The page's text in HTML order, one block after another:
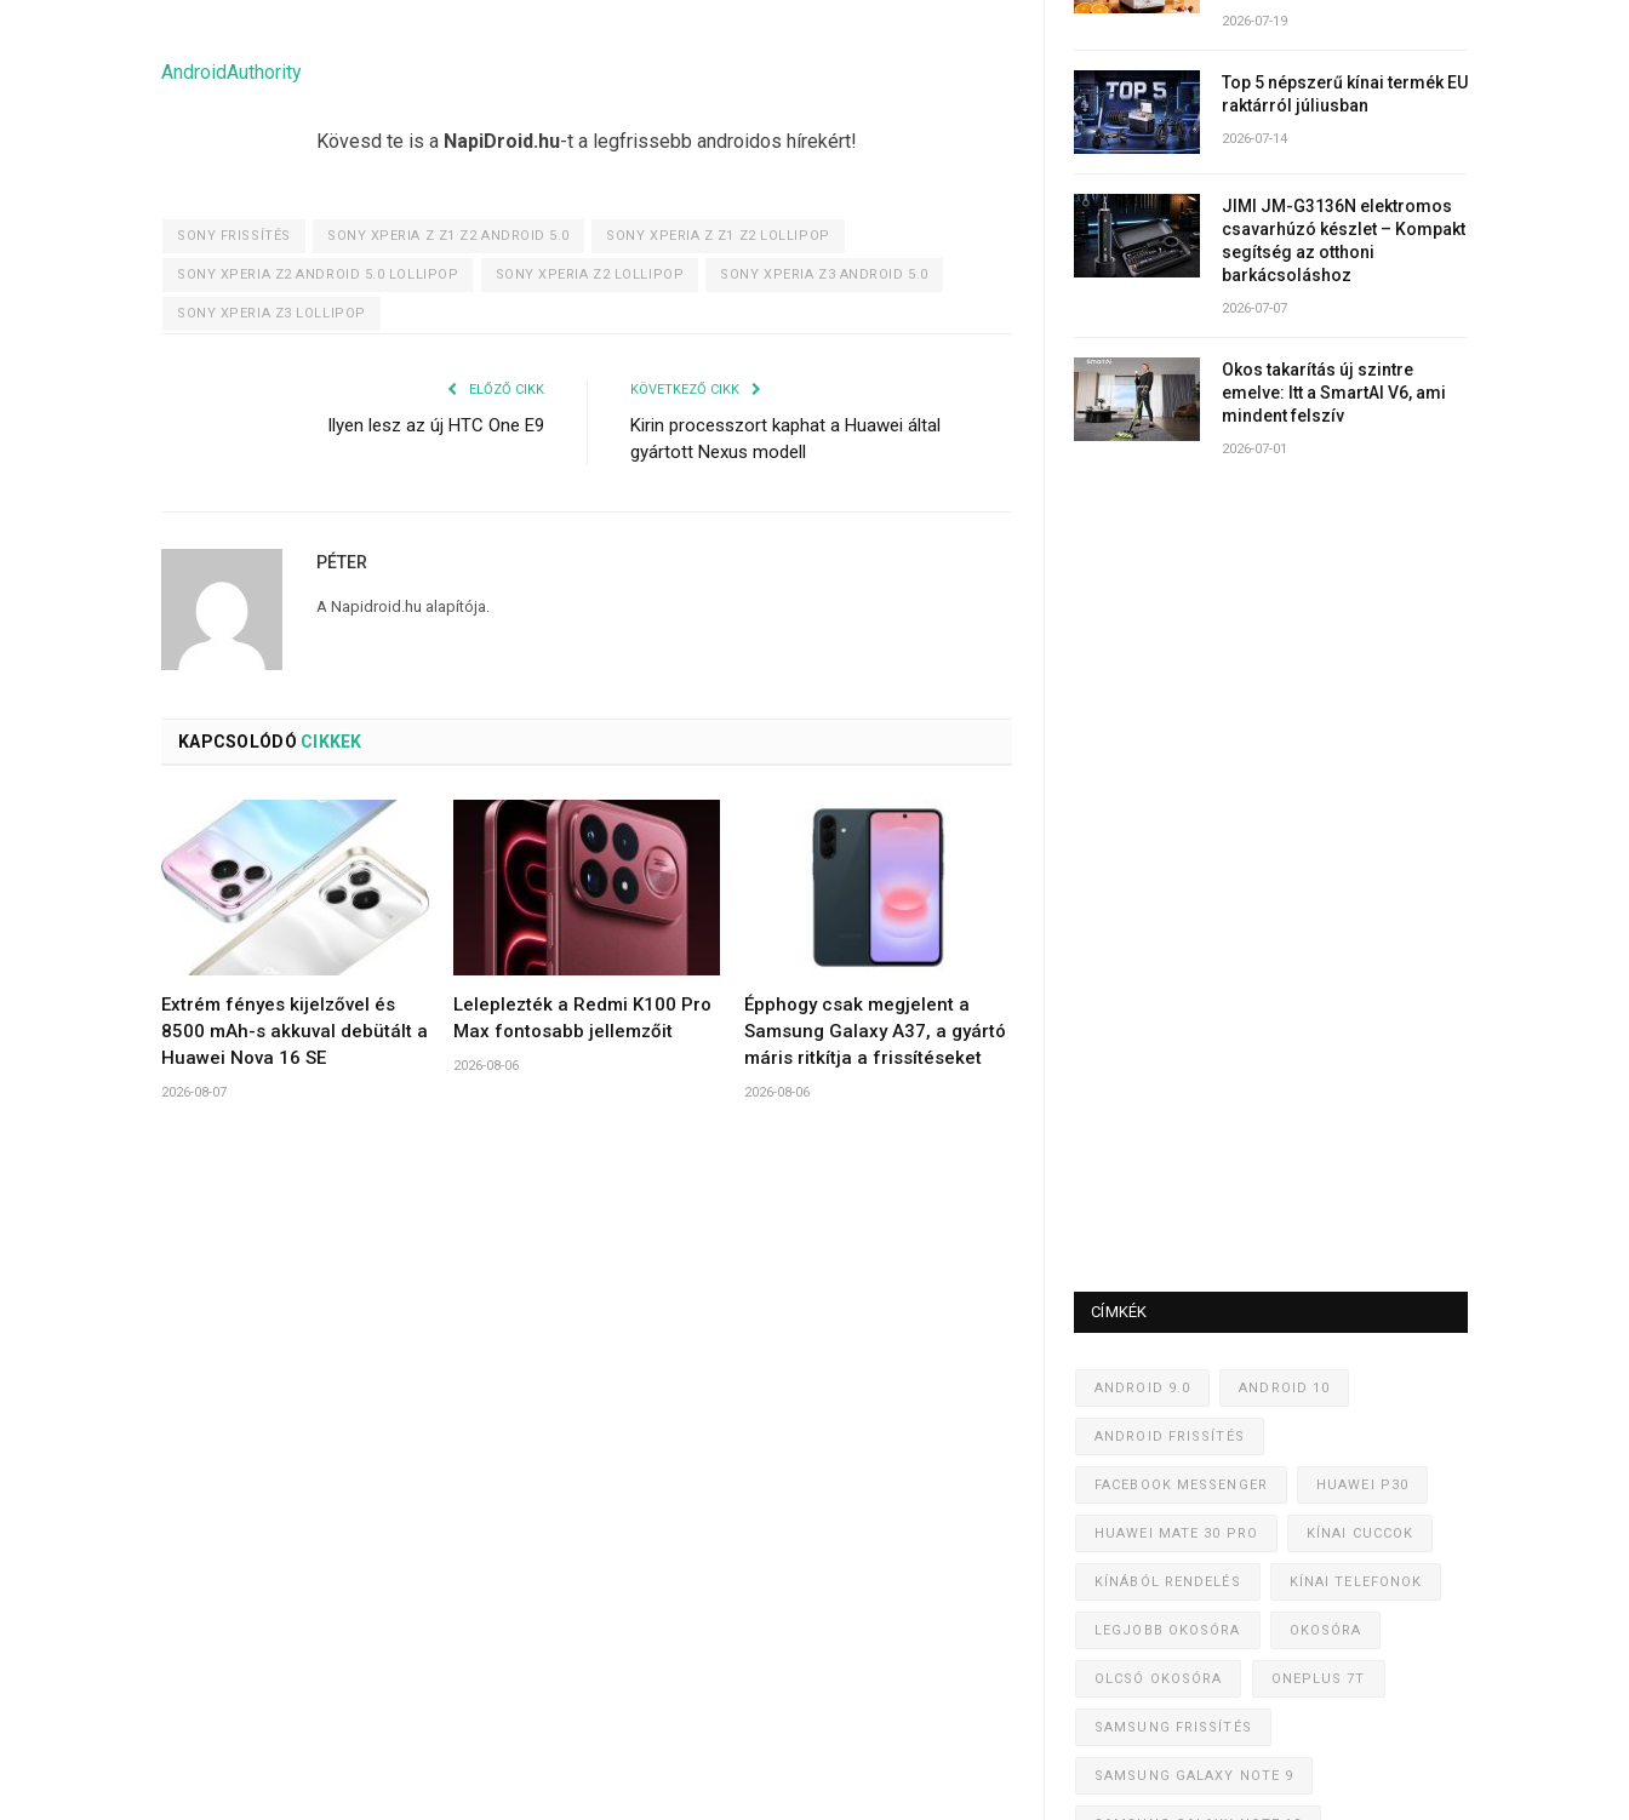
AndroidAuthority
Kövesd te is a NapiDroid.hu-t a legfrissebb androidos hírekért!
SONY FRISSÍTÉS SONY XPERIA Z Z1 Z2 ANDROID 5.0 SONY XPERIA Z Z1 Z2 LOLLIPOP
SONY XPERIA Z2 ANDROID 5.0 LOLLIPOP SONY XPERIA Z2 LOLLIPOP SONY XPERIA Z3 ANDROID 5.0
SONY XPERIA Z3 LOLLIPOP
ELŐZŐ CIKK
Ilyen lesz az új HTC One E9
KÖVETKEZŐ CIKK
Kirin processzort kaphat a Huawei által
gyártott Nexus modell
PÉTER
A Napidroid.hu alapítója.
KAPCSOLÓDÓ CIKKEK
Extrém fényes kijelzővel és
8500 mAh-s akkuval debütált a
Huawei Nova 16 SE
2026-08-07
Leleplezték a Redmi K100 Pro
Max fontosabb jellemzőit
2026-08-06
Épphogy csak megjelent a
Samsung Galaxy A37, a gyártó
máris ritkítja a frissítéseket
2026-08-06
2026-07-19
Top 5 népszerű kínai termék EU
raktárról júliusban
2026-07-14
JIMI JM-G3136N elektromos
csavarhúzó készlet – Kompakt
segítség az otthoni
barkácsoláshoz
2026-07-07
Okos takarítás új szintre
emelve: Itt a SmartAI V6, ami
mindent felszív
2026-07-01
CÍMKÉK
ANDROID 9.0 ANDROID 10
ANDROID FRISSÍTÉS
FACEBOOK MESSENGER HUAWEI P30
HUAWEI MATE 30 PRO KÍNAI CUCCOK
KÍNÁBÓL RENDELÉS KÍNAI TELEFONOK
LEGJOBB OKOSÓRA OKOSÓRA
OLCSÓ OKOSÓRA ONEPLUS 7T
SAMSUNG FRISSÍTÉS
SAMSUNG GALAXY NOTE 9